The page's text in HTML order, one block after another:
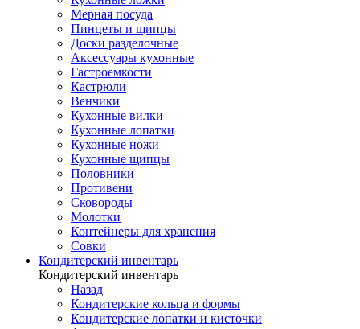
Мерная посуда
Пинцеты и щипцы
Доски разделочные
Аксессуары кухонные
Гастроемкости
Кастрюли
Венчики
Кухонные вилки
Кухонные лопатки
Кухонные ножи
Кухонные щипцы
Половники
Противени
Сковороды
Молотки
Контейнеры для хранения
Совки
Кондитерский инвентарь
Кондитерский инвентарь
Назад
Кондитерские кольца и формы
Кондитерские лопатки и кисточки